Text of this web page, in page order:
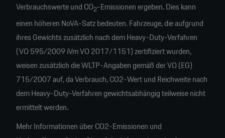
Verbrauchswerte und CO2-Emissionen ergeben. Dies kann
einen höheren NoVA-Satz bedeuten. Fahrzeuge, die aufgrund
ihres Gewichts zusätzlich nach dem Heavy-Duty-Verfahren
(VO 595/2009 iVm VO 2017/1151) zertifiziert wurden,
weisen zusätzlich die WLTP-Angaben gemäß der VO (EG)
715/2007 auf, da Verbrauch, CO2-Wert und Reichweite nach
dem Heavy-Duty-Verfahren gewichtsabhängig teilweise nicht
ermittelt werden.
Mehr Informationen über CO2-Emissionen und